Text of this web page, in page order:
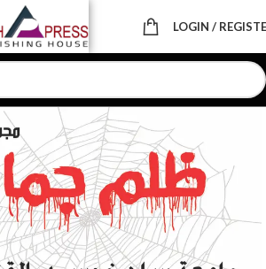
LOGIN /